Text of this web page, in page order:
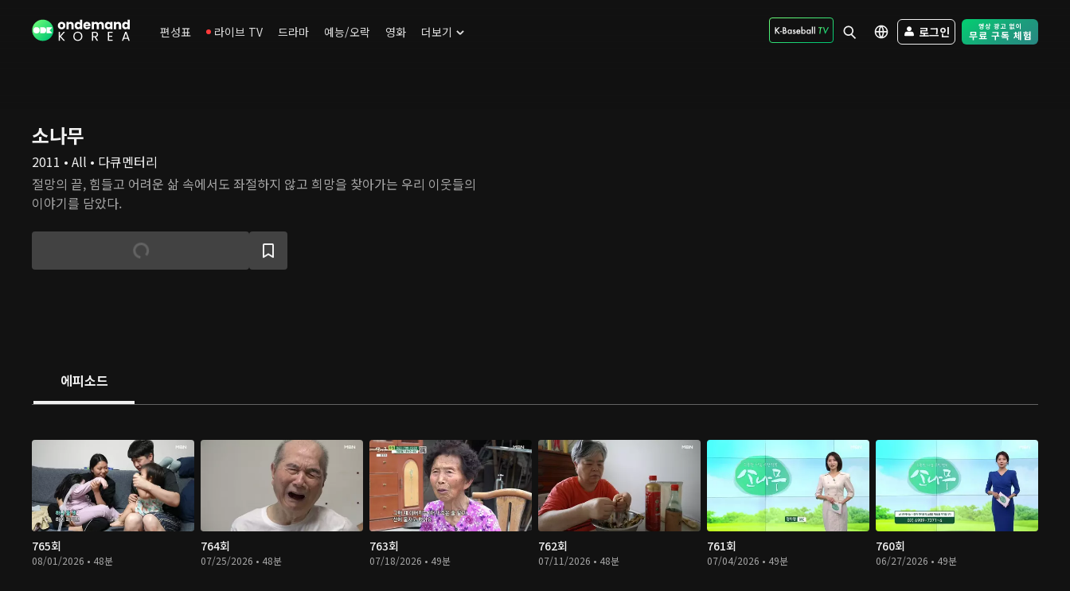
편성표 라이브 TV 드라마 예능/오락 영화 더보기 로그인 Free Trial -
소나무
2011 • All • 다큐멘터리
절망의 끝, 힘들고 어려운 삶 속에서도 좌절하지 않고 희망을 찾아가는 우리 이웃들의
이야기를 담았다.
에피소드
765회
08/01/2026 • 48분
764회
07/25/2026 • 48분
763회
07/18/2026 • 49분
762회
07/11/2026 • 48분
761회
07/04/2026 • 49분
760회
06/27/2026 • 49분